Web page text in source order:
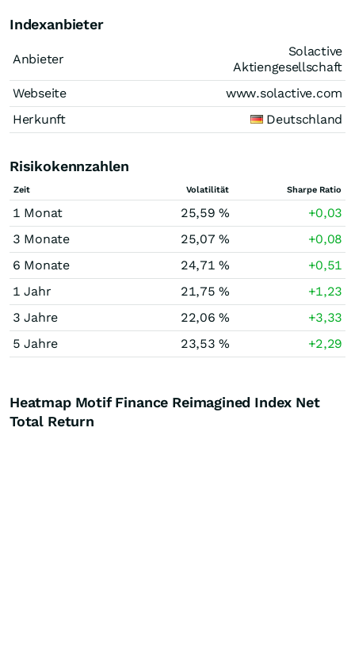
Indexanbieter
Anbieter
Solactive
Aktiengesellschaft
Webseite
www.solactive.com
Herkunft
Deutschland
Risikokennzahlen
Zeit Volatilität Sharpe Ratio
1 Monat 25,59 %
+0,03
3 Monate
25,07 %
+0,08
6 Monate
24,71 %
+0,51
1 Jahr
21,75 %
+1,23
3 Jahre
22,06 %
+3,33
5 Jahre
23,53 % +2,29
Heatmap Motif Finance Reimagined Index Net
Total Return